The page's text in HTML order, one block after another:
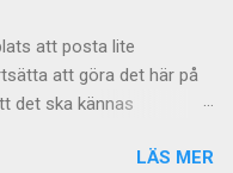
att posta lite
att göra det här på
det ska kännas
föranleder mig attLÄS MER